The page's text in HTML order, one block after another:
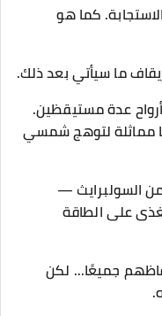
كما هو
ما سيأتي بعد ذلك.
عدة مستيقظين.
مماثلة لتوهج شمسي
السولبرايث —
على الطاقة
جميعًا... لكن